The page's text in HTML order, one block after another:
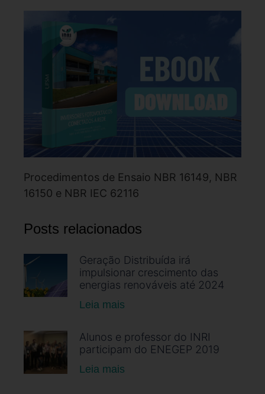
Procedimentos de Ensaio NBR 16149, NBR
16150 e NBR IEC 62116
Posts relacionados
Geração Distribuída irá
impulsionar crescimento das
energias renováveis até 2024
Leia mais
Alunos e professor do INRI
participam do ENEGEP 2019
Leia mais